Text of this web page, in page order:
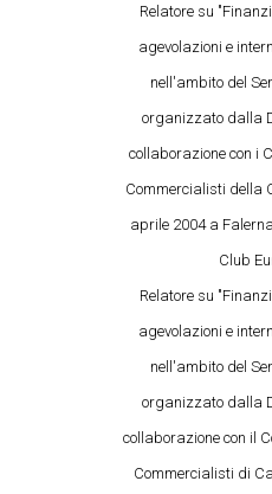
Relatore su
agevolazioni e
nell'ambito del
organizzato dalla
collaborazione con i
Commercialisti della
aprile 2004 a
Club
Relatore su
agevolazioni e
nell'ambito del
organizzato dalla
collaborazione con il
Commercialisti di